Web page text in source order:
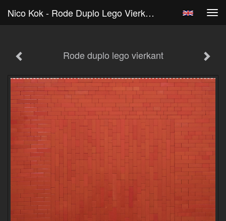
Nico Kok - Rode Duplo Lego Vierkant
Rode duplo lego vierkant